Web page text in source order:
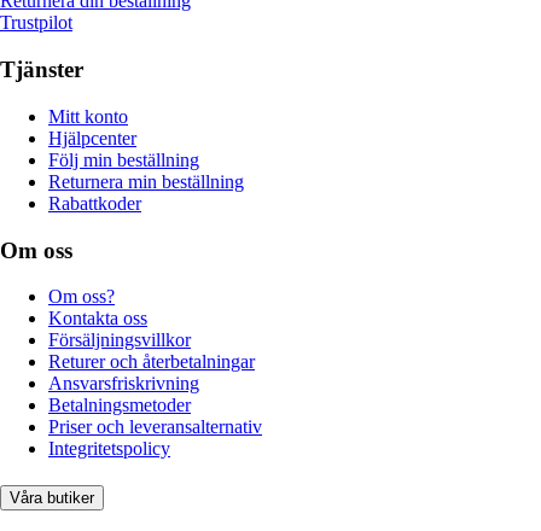
Trustpilot
Tjänster
Mitt konto
Hjälpcenter
Följ min beställning
Returnera min beställning
Rabattkoder
Om oss
Om oss?
Kontakta oss
Försäljningsvillkor
Returer och återbetalningar
Ansvarsfriskrivning
Betalningsmetoder
Priser och leveransalternativ
Integritetspolicy
Våra butiker